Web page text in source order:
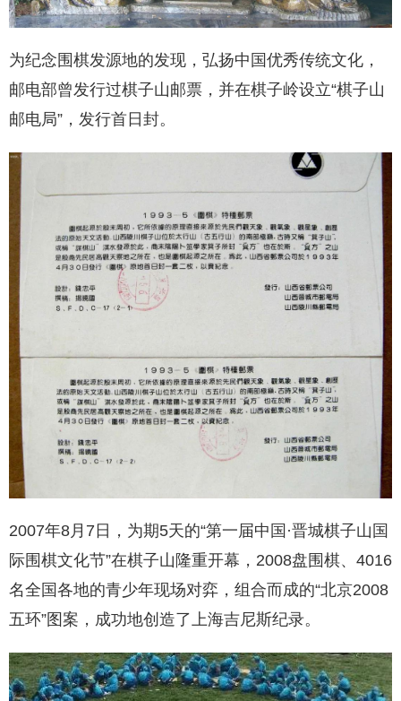
为纪念围棋发源地的发现，弘扬中国优秀传统文化，
邮电部曾发行过棋子山邮票，并在棋子岭设立“棋子山
邮电局”，发行首日封。
2007年8月7日，为期5天的“第一届中国·晋城棋子山国
际围棋文化节”在棋子山隆重开幕，2008盘围棋、4016
名全国各地的青少年现场对弈，组合而成的“北京2008
五环”图案，成功地创造了上海吉尼斯纪录。